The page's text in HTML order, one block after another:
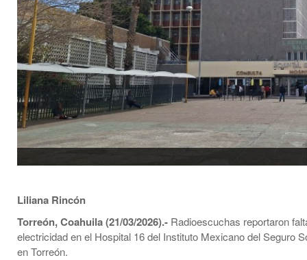
Liliana Rincón
Torreón, Coahuila (21/03/2026).- Radioescuchas reportaron
electricidad en el Hospital 16 del Instituto Mexicano del Seguro
en Torreón.